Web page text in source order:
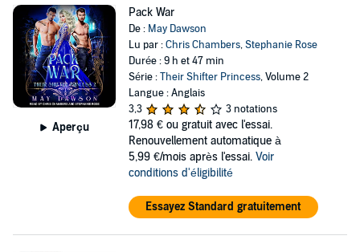
Aperçu
Pack War
De : May Dawson
Lu par :Chris Chambers,Stephanie Rose
Durée : 9 h et 47 min
Série :Their Shifter Princess, Volume 2
Langue : Anglais
3,3
3 notations
17,98 € ou gratuit avec l'essai.
Renouvellement automatique à
5,99 €/mois après l'essai. Voir
conditions d'éligibilité
Essayez Standard gratuitement